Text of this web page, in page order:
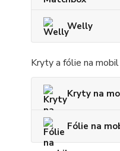
Welly
Kryty a fólie na mobil
Kryty na
Fólie na